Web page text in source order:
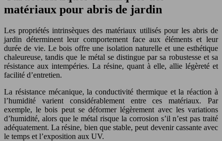
matériaux pour abris de jardin
Les propriétés intrinsèques des matériaux utilisés pour les abris de
jardin déterminent leur comportement face aux éléments et leur
durée de vie. Le bois offre une isolation naturelle et une esthétique
chaleureuse, tandis que le métal se distingue par sa robustesse et sa
résistance aux intempéries. La résine, quant à elle, allie légèreté et
facilité d’entretien.
La résistance mécanique, la conductivité thermique et la réaction à
l’humidité varient considérablement entre ces matériaux. Par
exemple, le bois peut se déformer légèrement avec les variations
d’humidité, alors que le métal risque la corrosion s’il n’est pas traité
adéquatement. La résine, bien que stable, peut devenir cassante avec
le temps et l’exposition aux UV.